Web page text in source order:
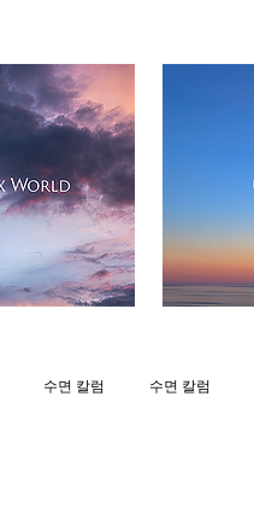
수면 칼럼 수면 칼럼